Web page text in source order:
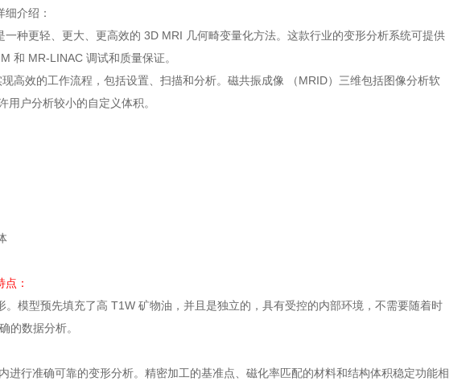
介绍：
种更轻、更大、更高效的 3D MRI 几何畸变量化方法。这款行业的变形分析系统可提供
和 MR-LINAC 调试和质量保证。
高效的工作流程，包括设置、扫描和分析。磁共振成像 （MRID）三维包括图像分析软
户分析较小的自定义体积。
：
模型预先填充了高 T1W 矿物油，并且是独立的，具有受控的内部环境，不需要随着时
的数据分析。
进行准确可靠的变形分析。精密加工的基准点、磁化率匹配的材料和结构体积稳定功能相